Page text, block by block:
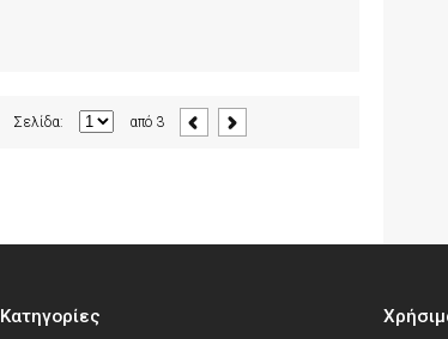
Σελίδα: από 3
Κατηγορίες